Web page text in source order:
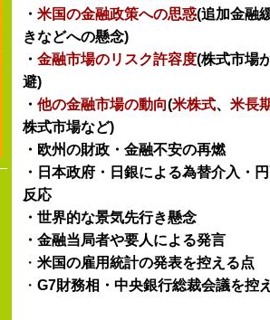
・ 米国の金融政策への思惑(追加金融
きなどへの懸念)
・ 金融市場のリスク許容度(株式市場
避)
・ 他の金融市場の動向(米株式、 米長
株式市場など)
・欧州の財政・金融不安の再燃
・日本政府・日銀による為替介入・
反応
・世界的な景気先行き懸念
・金融当局者や要人による発言
・ 米国の雇用統計の発表を控える点
・ G7財務相・中央銀行総裁会議を控